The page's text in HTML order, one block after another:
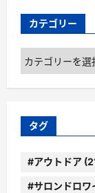
カテゴリー
カ
ゴ
ー
タグ
#アウトドア
#サロンドロワ